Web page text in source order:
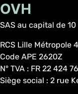
OVH
SAS au capital de
RCS Lille Métropole
Code APE 2620Z
N° TVA : FR 22 424
Siège social : 2 rue